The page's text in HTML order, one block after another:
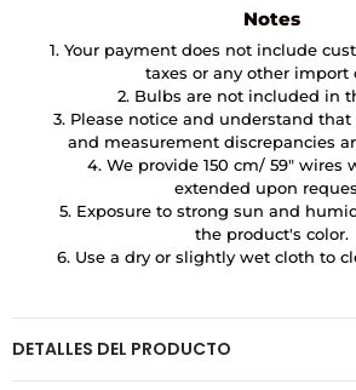
Notes
1. Your payment does not include
taxes or any other import
2. Bulbs are not included in
3. Please notice and understand
and measurement discrepancies
4. We provide 150 cm/ 59″ wires
extended upon
5. Exposure to strong sun and
the product's color.
6. Use a dry or slightly wet cloth to
DETALLES DEL PRODUCTO